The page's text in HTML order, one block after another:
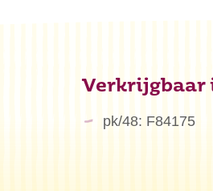
Verkrijgbaar
pk/48: F84175